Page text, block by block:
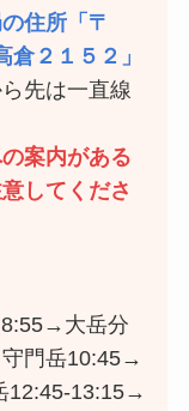
住所「〒
２１５２」
先は一直線
案内がある
してくださ
大岳分
門岳10:45→
12:45-13:15→